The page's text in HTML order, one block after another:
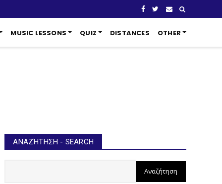
MUSIC LESSONS QUIZ DISTANCES OTHER
ΑΝΑΖΉΤΗΣΗ - SEARCH